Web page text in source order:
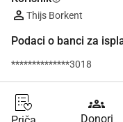
Thijs Borkent
Podaci o banci za
**************3018
groups
Donori